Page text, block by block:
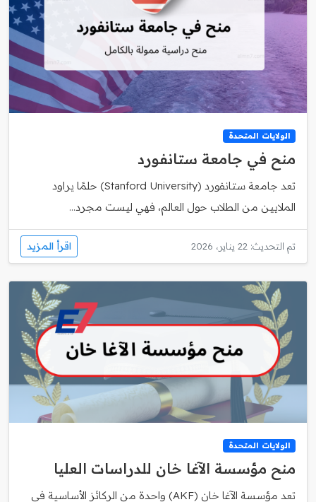
الولايات المتحدة
منح في جامعة ستانفورد
تعد جامعة ستانفورد (Stanford University) حلمًا يراود
الملايين من الطلاب حول العالم، فهي ليست مجرد...
تم التحديث: 22 يناير، 2026 اقرأ المزيد
الولايات المتحدة
منح مؤسسة الآغا خان للدراسات العليا
تعد مؤسسة الآغا خان (AKF) واحدة من الركائز الأساسية في